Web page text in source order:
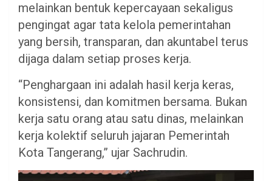
melainkan bentuk kepercayaan sekaligus
pengingat agar tata kelola pemerintahan
yang bersih, transparan, dan akuntabel terus
dijaga dalam setiap proses kerja.
“Penghargaan ini adalah hasil kerja keras,
konsistensi, dan komitmen bersama. Bukan
kerja satu orang atau satu dinas, melainkan
kerja kolektif seluruh jajaran Pemerintah
Kota Tangerang,” ujar Sachrudin.